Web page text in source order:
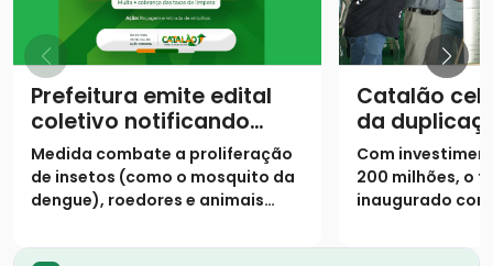
Prefeitura emite edital
coletivo notificando
proprietários para
limpeza de lotes até 31
de janeiro
Medida combate a proliferação
de insetos (como o mosquito da
dengue), roedores e animais
Catalão
da
urbano da
Com
200 milhões, o
inaugurado
marginais e 9